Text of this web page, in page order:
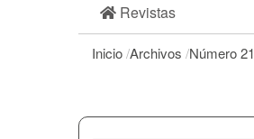
Revistas
Inicio/Archivos /Número